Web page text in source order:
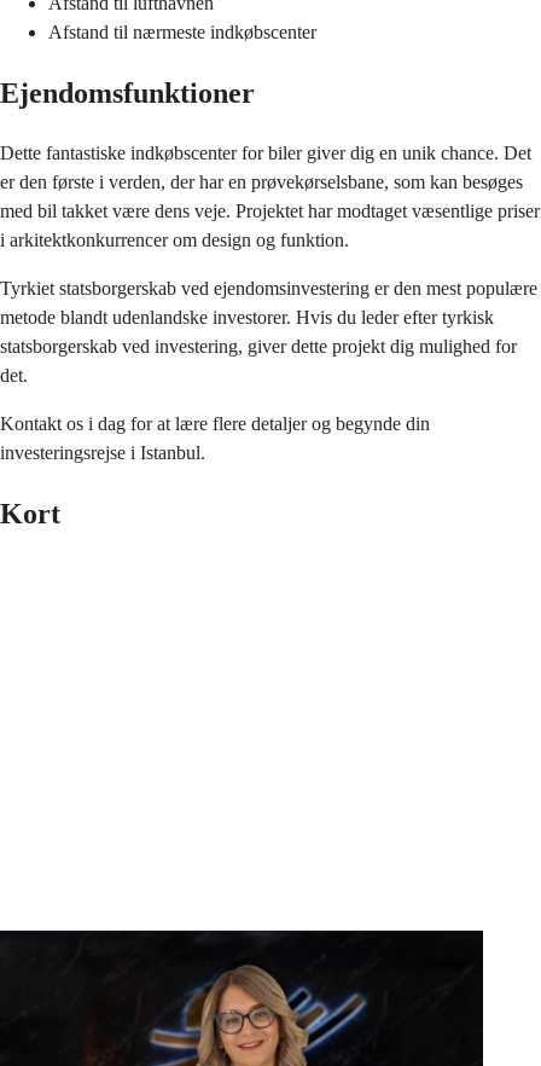
Afstand til nærmeste indkøbscenter
Ejendomsfunktioner
Dette fantastiske indkøbscenter for biler giver dig en unik chance. Det
er den første i verden, der har en prøvekørselsbane, som kan besøges
med bil takket være dens veje. Projektet har modtaget væsentlige priser
i arkitektkonkurrencer om design og funktion.
Tyrkiet statsborgerskab ved ejendomsinvestering er den mest populære
metode blandt udenlandske investorer. Hvis du leder efter tyrkisk
statsborgerskab ved investering, giver dette projekt dig mulighed for
det.
Kontakt os i dag for at lære flere detaljer og begynde din
investeringsrejse i Istanbul.
Kort